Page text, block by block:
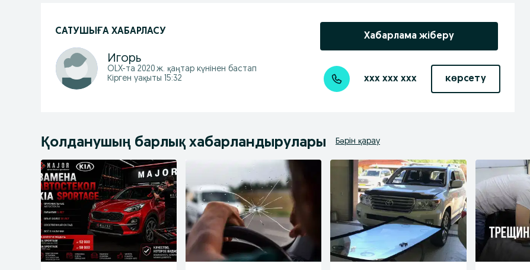
САТУШЫҒА ХАБАРЛАСУ
Игорь
OLX-та 2020 ж. қаңтар күнінен бастап
Кірген уақыты 15:32
Хабарлама жіберу
xxx xxx xxx көрсету
Қолданушың барлық хабарландырулары Бәрін қарау